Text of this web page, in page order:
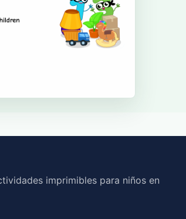
imprimibles para niños en